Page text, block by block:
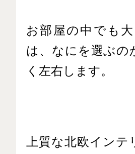
お部屋の中でも
は、なにを選ぶの
く左右します。
上質な北欧イン